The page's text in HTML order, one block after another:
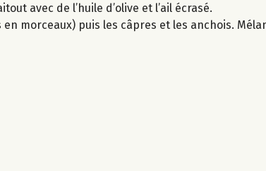
avec de l’huile d’olive et l’ail écrasé.
morceaux) puis les câpres et les anchois.